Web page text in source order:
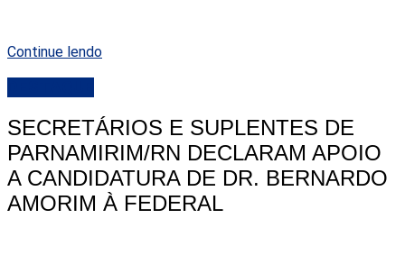
Continue lendo
SECRETÁRIOS E SUPLENTES DE
PARNAMIRIM/RN DECLARAM APOIO
A CANDIDATURA DE DR. BERNARDO
AMORIM À FEDERAL